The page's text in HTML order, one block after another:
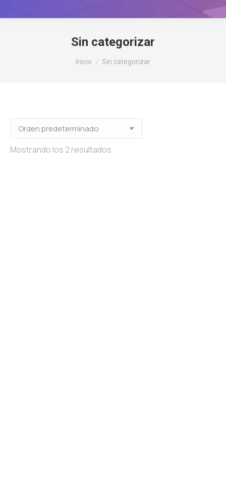
Sin categorizar
Estás aquí:
Inicio Sin categorizar
Mostrando los 2 resultados